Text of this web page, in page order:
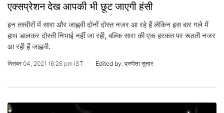
एक्सप्रेशन देख आपकी भी छूट जाएगी हंसी
इन तस्वीरों में सारा और जाह्नवी दोनों दोस्त नजर आ रहे हैं लेकिन इस बार गले में
हाथ डालकर दोस्ती निभाई नहीं जा रही, बल्कि सारा की एक हरकत पर रूठती नजर
आ रही हैं जाह्नवी.
दिसंबर 04, 2021 16:26 pm IST Edited by: प्रणीता सुतार